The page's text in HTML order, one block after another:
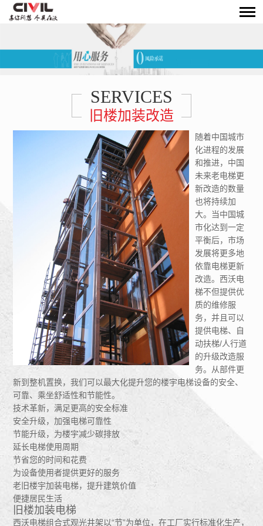
SERVICES
旧楼加装改造
随着中国城市
化进程的发展
和推进，中国
未来老电梯更
新改造的数量
也将持续加
大。当中国城
市化达到一定
平衡后，市场
发展将更多地
依靠电梯更新
改造。西沃电
梯不但提供优
质的维修服
务，并且可以
提供电梯、自
动扶梯/人行道
的升级改造服
务。从部件更
新到整机置换，我们可以最大化提升您的楼宇电梯设备的安全、
可靠、乘坐舒适性和节能性。
技术革新，满足更高的安全标准
安全升级，加强电梯可靠性
节能升级，为楼宇减少碳排放
延长电梯使用周期
节省您的时间和花费
为设备使用者提供更好的服务
老旧楼宇加装电梯，提升建筑价值
便捷居民生活
旧楼加装电梯
西沃电梯组合式观光井架以“节”为单位，在工厂实行标准化生产，